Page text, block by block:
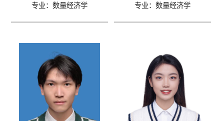
专业：数量经济学 专业：数量经济学